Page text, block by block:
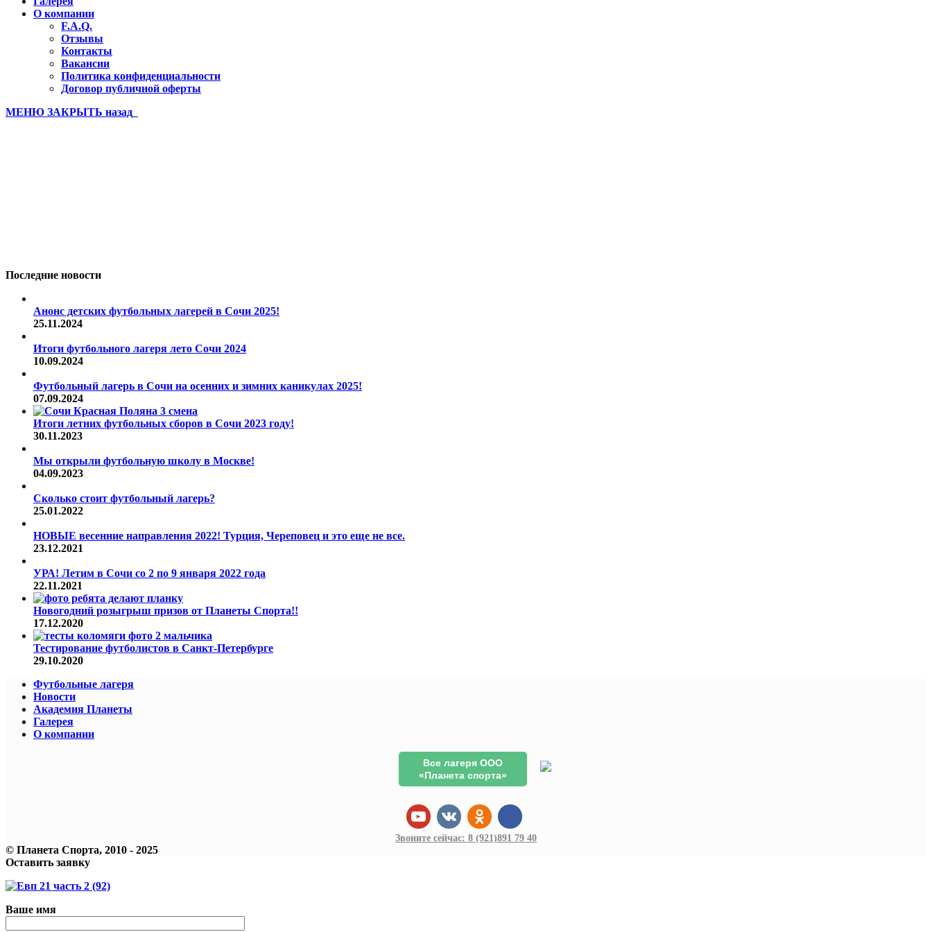
О компании
F.A.Q.
Отзывы
Контакты
Вакансии
Политика конфиденциальности
Договор публичной оферты
МЕНЮ ЗАКРЫТЬ назад
Последние новости
Анонс детских футбольных лагерей в Сочи 2025!
25.11.2024
Итоги футбольного лагеря лето Сочи 2024
10.09.2024
Футбольный лагерь в Сочи на осенних и зимних каникулах 2025!
07.09.2024
Итоги летних футбольных сборов в Сочи 2023 году!
30.11.2023
Мы открыли футбольную школу в Москве!
04.09.2023
Сколько стоит футбольный лагерь?
25.01.2022
НОВЫЕ весенние направления 2022! Турция, Череповец и это еще не все.
23.12.2021
УРА! Летим в Сочи со 2 по 9 января 2022 года
22.11.2021
Новогодний розыгрыш призов от Планеты Спорта!!
17.12.2020
Тестирование футболистов в Санкт-Петербурге
29.10.2020
Футбольные лагеря
Новости
Академия Планеты
Галерея
О компании
Все лагеря ООО
«Планета спорта»
Звоните сейчас: 8 (921)891 79 40
© Планета Спорта, 2010 - 2025
Оставить заявку
Ваше имя